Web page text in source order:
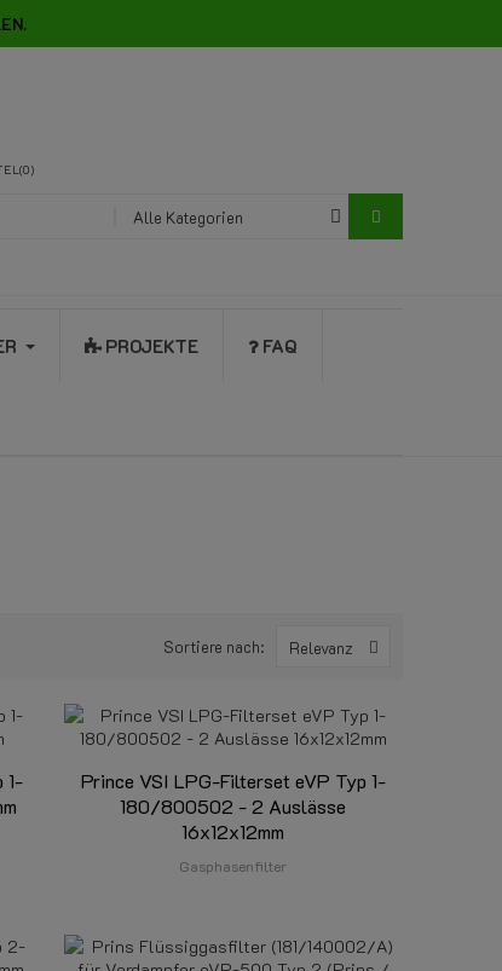
0
Alle Kategorien
PROJEKTE FAQ
Sortiere nach: Relevanz
1-
Prince VSI LPG-Filterset eVP Typ 1-
180/800502 - 2 Auslässe
16x12x12mm
Gasphasenfilter